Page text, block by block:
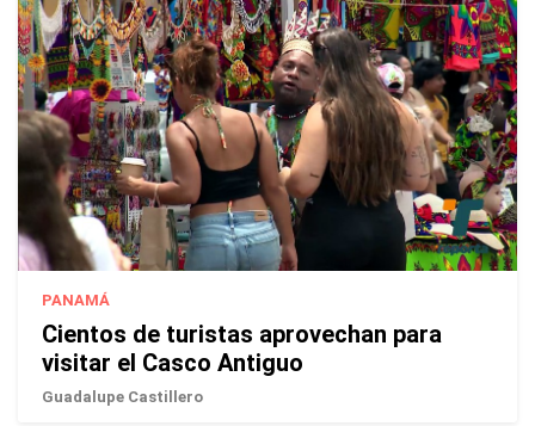
PANAMÁ
Cientos de turistas aprovechan para
visitar el Casco Antiguo
Guadalupe Castillero